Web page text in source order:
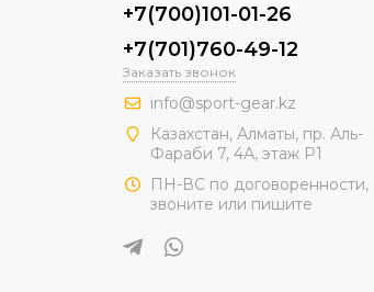
+7(700)101-01-26
+7(701)760-49-12
Заказать звонок
info@sport-gear.kz
Казахстан, Алматы, пр. Аль-
Фараби 7, 4А, этаж Р1
ПН-ВС по договоренности,
звоните или пишите